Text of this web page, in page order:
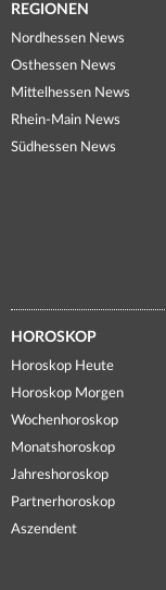
REGIONEN
Nordhessen News
Osthessen News
Mittelhessen News
Rhein-Main News
Südhessen News
HOROSKOP
Horoskop Heute
Horoskop Morgen
Wochenhoroskop
Monatshoroskop
Jahreshoroskop
Partnerhoroskop
Aszendent